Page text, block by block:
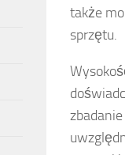
także
sprzętu.